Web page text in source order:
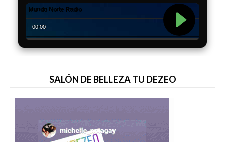
SALÓN DE BELLEZA TU DEZEO